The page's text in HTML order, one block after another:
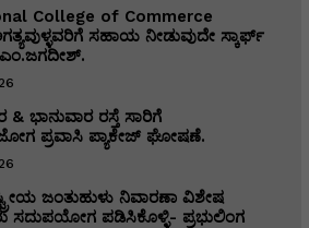
College of Commerce
ಸಹಾಯ ನೀಡುವುದೇ ಸ್ಕಾರ್ಫ್
& ಭಾನುವಾರ ರಸ್ತೆ ಸಾರಿಗೆ
ಪ್ರವಾಸಿ ಪ್ಯಾಕೇಜ್ ಘೋಷಣೆ.
ಜಂತುಹುಳು ನಿವಾರಣಾ ವಿಶೇಷ
ಸದುಪಯೋಗ ಪಡಿಸಿಕೊಳ್ಳಿ- ಪ್ರಭುಲಿಂಗ